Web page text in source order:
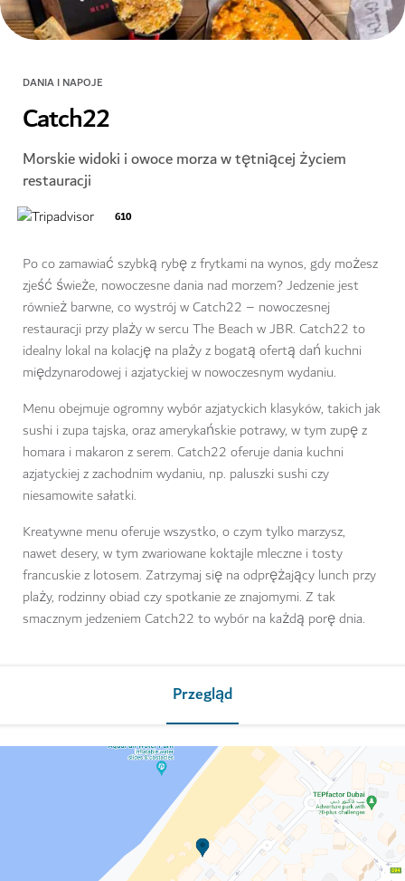
DANIA I NAPOJE
Catch22
Morskie widoki i owoce morza w tętniącej życiem
restauracji
610
Po co zamawiać szybką rybę z frytkami na wynos, gdy możesz
zjeść świeże, nowoczesne dania nad morzem? Jedzenie jest
również barwne, co wystrój w Catch22 – nowoczesnej
restauracji przy plaży w sercu The Beach w JBR. Catch22 to
idealny lokal na kolację na plaży z bogatą ofertą dań kuchni
międzynarodowej i azjatyckiej w nowoczesnym wydaniu.
Menu obejmuje ogromny wybór azjatyckich klasyków, takich jak
sushi i zupa tajska, oraz amerykańskie potrawy, w tym zupę z
homara i makaron z serem. Catch22 oferuje dania kuchni
azjatyckiej z zachodnim wydaniu, np. paluszki sushi czy
niesamowite sałatki.
Kreatywne menu oferuje wszystko, o czym tylko marzysz,
nawet desery, w tym zwariowane koktajle mleczne i tosty
francuskie z lotosem. Zatrzymaj się na odprężający lunch przy
plaży, rodzinny obiad czy spotkanie ze znajomymi. Z tak
smacznym jedzeniem Catch22 to wybór na każdą porę dnia.
Przegląd